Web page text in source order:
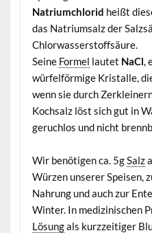
Natriumchlorid heißt
das Natriumsalz der
Chlorwasserstoffsäure.
Seine Formel lautet NaCl,
würfelförmige Kristalle,
wenn sie durch
Kochsalz löst sich gut in
geruchlos und nicht
Wir benötigen ca. 5gSalz
Würzen unserer Speisen,
Nahrung und auch zur
Winter. In medizinischen
Lösungals kurzzeitiger